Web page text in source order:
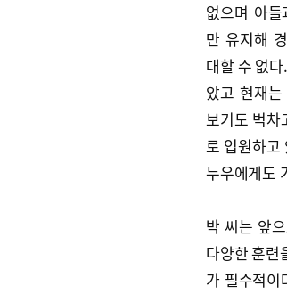
없으며 아
만 유지해
대할 수 없
았고 현재
보기도 벅차
로 입원하고
누우에게도
박 씨는 앞
다양한 훈련
가 필수적